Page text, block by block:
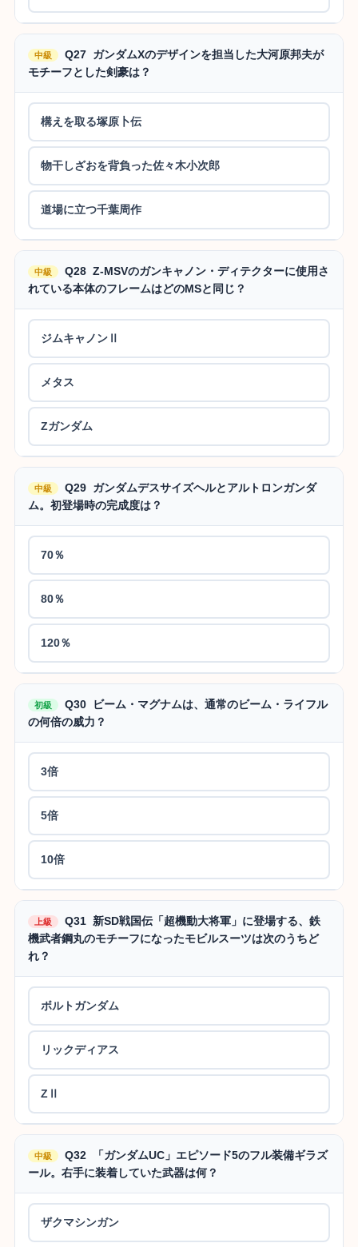
中級
Q27 ガンダムXのデザインを担当した大河原邦夫が
モチーフとした剣豪は？
構えを取る塚原卜伝
物干しざおを背負った佐々木小次郎
道場に立つ千葉周作
中級
Q28 Z-MSVのガンキャノン・ディテクターに使用さ
れている本体のフレームはどのMSと同じ？
ジムキャノンⅡ
メタス
Zガンダム
中級
Q29 ガンダムデスサイズヘルとアルトロンガンダ
ム。初登場時の完成度は？
70％
80％
120％
初級
Q30 ビーム・マグナムは、通常のビーム・ライフル
の何倍の威力？
3倍
5倍
10倍
上級
Q31 新SD戦国伝「超機動大将軍」に登場する、鉄
機武者鋼丸のモチーフになったモビルスーツは次のうちど
れ？
ボルトガンダム
リックディアス
ZⅡ
中級
Q32 「ガンダムUC」エピソード5のフル装備ギラズ
ール。右手に装着していた武器は何？
ザクマシンガン